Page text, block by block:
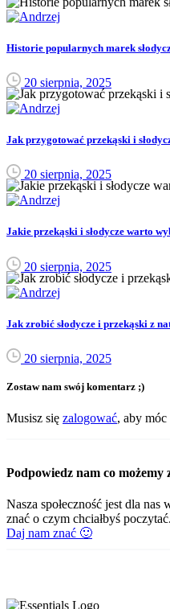
Historie popularnych marek
20 sierpnia, 2025
Jak przygotować przekąski i
20 sierpnia, 2025
Jakie przekąski i słodycze warto
20 sierpnia, 2025
Jak zrobić słodycze i przekąski z
20 sierpnia, 2025
Zostaw nam swój komentarz ;)
Musisz się zalogować, aby móc
Podpowiedz nam co możemy
Nasza społeczność jest dla nas
znać o czym chciałbyś poczytać.
Daj nam znać 🙂